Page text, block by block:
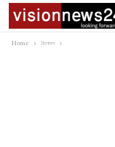
Home বিনোদন